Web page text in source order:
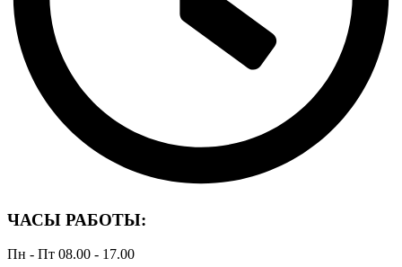
ЧАСЫ РАБОТЫ:
Пн - Пт 08.00 - 17.00